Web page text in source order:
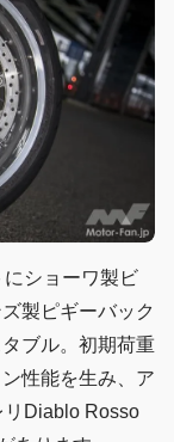
ショーワ製ビ
製ピギーバック
ブル。初期荷重
性能を生み、ア
リDiablo Rosso